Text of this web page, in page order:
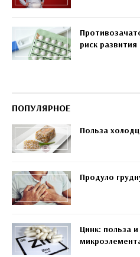
риск развития
ПОПУЛЯРНОЕ
Польза
Продуло
Цинк: польза